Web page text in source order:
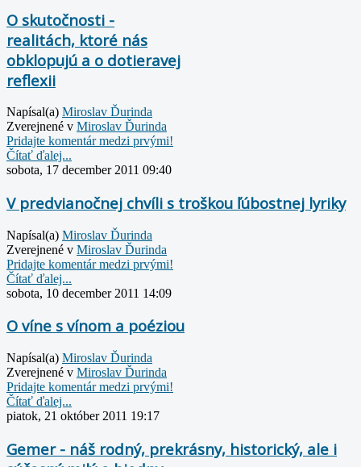
O skutočnosti -
realitách, ktoré nás
obklopujú a o dotieravej
reflexii
Napísal(a) Miroslav Ďurinda
Zverejnené v Miroslav Ďurinda
Pridajte komentár medzi prvými!
Čítať ďalej...
sobota, 17 december 2011 09:40
V predvianočnej chvíli s troškou ľúbostnej lyriky
Napísal(a) Miroslav Ďurinda
Zverejnené v Miroslav Ďurinda
Pridajte komentár medzi prvými!
Čítať ďalej...
sobota, 10 december 2011 14:09
O víne s vínom a poéziou
Napísal(a) Miroslav Ďurinda
Zverejnené v Miroslav Ďurinda
Pridajte komentár medzi prvými!
Čítať ďalej...
piatok, 21 október 2011 19:17
Gemer - náš rodný, prekrásny, historický, ale i